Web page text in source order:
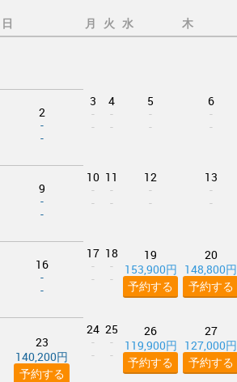
日 月 火 水 木
2
-
-
3
-
-
4
-
-
5
-
-
6
-
-
9
-
-
10
-
-
11
-
-
12
-
-
13
-
-
16
-
-
17
-
-
18
-
-
19
153,900円
予約する
20
148,800円
予約する
23
140,200円
予約する
24
-
-
25
-
-
26
119,900円
予約する
27
127,000円
予約する